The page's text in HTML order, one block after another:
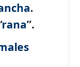
.
rana”.